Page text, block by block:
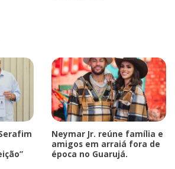
Neymar Jr. reúne família e
amigos em arraiá fora de
época no Guarujá.